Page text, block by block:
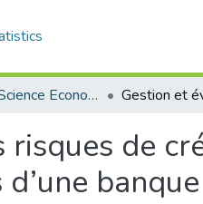
Magister en Science Economique
risques de